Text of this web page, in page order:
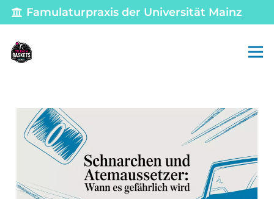
Famulaturpraxis der Universität Mainz